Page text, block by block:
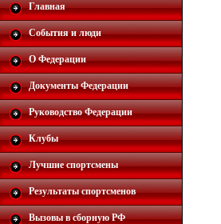
Главная
События и люди
О Федерации
Документы Федерации
Руководство Федерации
Клубы
Лучшие спортсмены
Результаты спортсменов
Вызовы в сборную РФ